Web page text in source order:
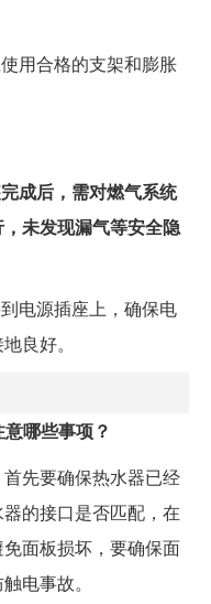
用合格的支架和膨胀
成后，需对燃气系统
未发现漏气等安全隐
电源插座上，确保电
良好。
哪些事项？
先要确保热水器已经
的接口是否匹配，在
面板损坏，要确保面
电事故。